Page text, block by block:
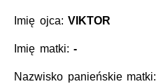
Imię ojca:VIKTOR
Imię matki:-
Nazwisko panieńskie matki: